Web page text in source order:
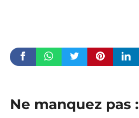
Ne manquez pas :